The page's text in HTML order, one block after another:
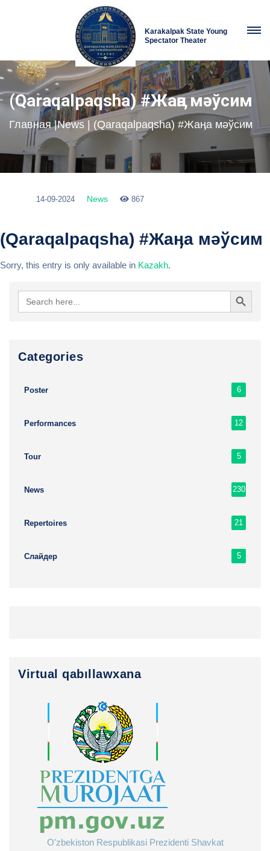
Karakalpak State Young
Spectator Theater
(Qaraqalpaqsha) #Жаӊа мәўсим
Главная |News | (Qaraqalpaqsha) #Жаӊа мәўсим
14-09-2024 News 867
(Qaraqalpaqsha) #Жаӊа мәўсим
Sorry, this entry is only available in Kazakh.
Search
for:
Search Button
Сategories
Poster 6
Performances 12
Tour 5
News 230
Repertoires 21
Слайдер 5
Virtual qabıllawxana
O'zbekiston Respublikasi Prezidenti Shavkat